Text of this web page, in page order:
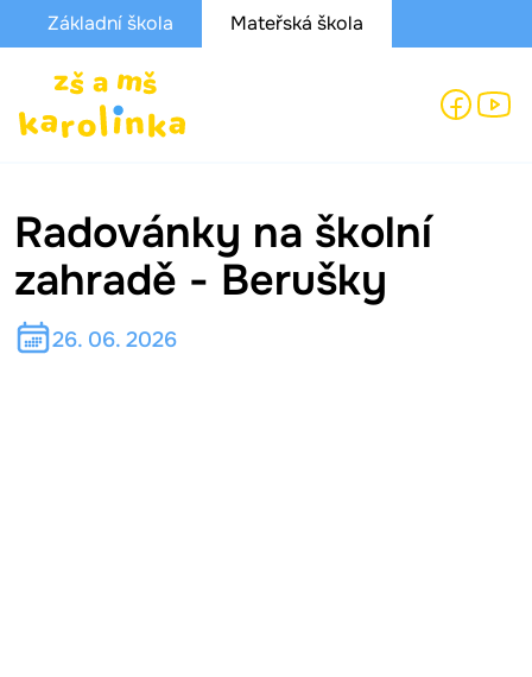
Základní škola Mateřská škola
Radovánky na školní
zahradě - Berušky
26. 06. 2026